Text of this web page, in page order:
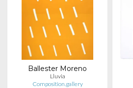
Ballester Moreno
Lluvia
Composition.gallery